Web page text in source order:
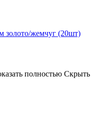
золото/жемчуг (20шт)
полностью Скрыть